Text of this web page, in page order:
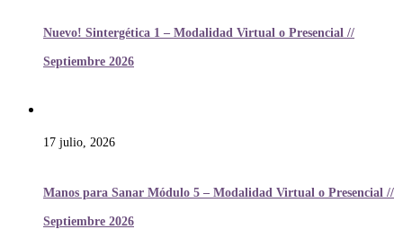
Nuevo! Sintergética 1 – Modalidad Virtual o Presencial //
Septiembre 2026
17 julio, 2026
Manos para Sanar Módulo 5 – Modalidad Virtual o Presencial //
Septiembre 2026